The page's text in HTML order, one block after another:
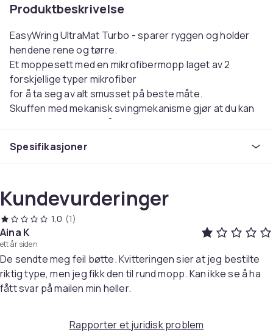
Produktbeskrivelse
EasyWring UltraMat Turbo - sparer ryggen og holder
hendene rene og tørre.
Et moppesett med en mikrofibermopp laget av 2
forskjellige typer mikrofiber
for å ta seg av alt smusset på beste måte.
Skuffen med mekanisk svingmekanisme gjør at du kan
justere fuktigheten på moppen
Egnet for flis-, laminat- og tregulv.
rene og tørre. EasyWring UltraMat-moppesettet er en
kombinasjon av en mikrofibermopp og en bøtte med
mekanisk vrider.
Egnet for flis-, laminat- og tregulv.
Mikrofibermoppeputen består av 2 forskjellige typer
mikrofiber for å ta hånd om alt smuss på best mulig
måte. De grove fibrene tar seg av seigt, inngrodd
smuss, mens de myke, fine fibrene samler opp de
Moppeputen blir så god som ny hvis du vasker den i
Spesifikasjoner
Kundevurderinger
1,0 (1)
Aina K
ett år siden
De sendte meg feil bøtte. Kvitteringen sier at jeg bestilte
riktig type, men jeg fikk den til rund mopp. Kan ikke se å ha
fått svar på mailen min heller.
Rapporter et juridisk problem